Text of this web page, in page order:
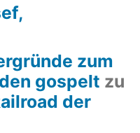
zum
gospelt zu
der